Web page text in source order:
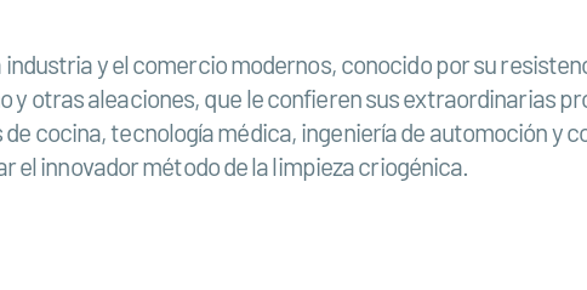
y el comercio modernos, conocido por su
otras aleaciones, que le confieren sus extraordinarias
cocina, tecnología médica, ingeniería de automoción y
el innovador método de la limpieza criogénica.